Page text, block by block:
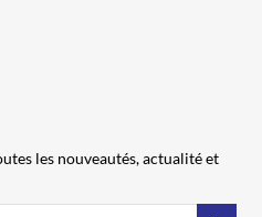
les nouveautés, actualité et